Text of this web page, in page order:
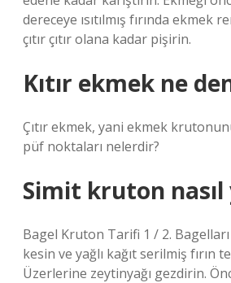
dereceye ısıtılmış fırında ekmek
çıtır çıtır olana kadar pişirin.
Kıtır ekmek ne
Çıtır ekmek, yani ekmek
püf noktaları nelerdir?
Simit kruton nasıl
Bagel Kruton Tarifi 1 / 2.
kesin ve yağlı kağıt serilmiş fırın
Üzerlerine zeytinyağı gezdirin.